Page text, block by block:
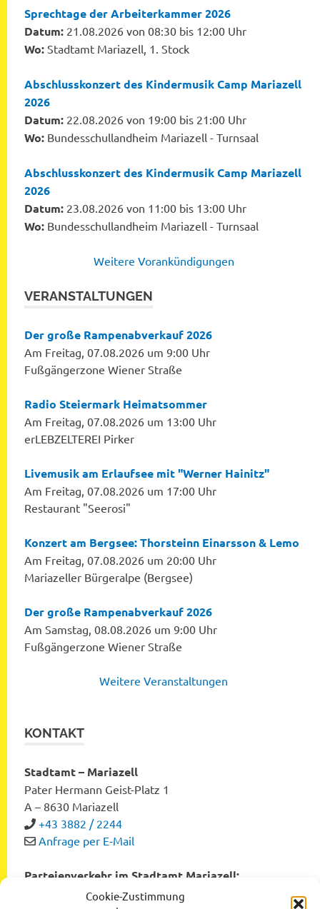
Cookie-Zustimmung
Sprechtage der Arbeiterkammer 2026
Datum: 21.08.2026 von 08:30 bis 12:00 Uhr
Wo: Stadtamt Mariazell, 1. Stock
Abschlusskonzert des Kindermusik Camp Mariazell
2026
Datum: 22.08.2026 von 19:00 bis 21:00 Uhr
Wo: Bundesschullandheim Mariazell - Turnsaal
Abschlusskonzert des Kindermusik Camp Mariazell
2026
Datum: 23.08.2026 von 11:00 bis 13:00 Uhr
Wo: Bundesschullandheim Mariazell - Turnsaal
Weitere Vorankündigungen
VERANSTALTUNGEN
Der große Rampenabverkauf 2026
Am Freitag, 07.08.2026 um 9:00 Uhr
Fußgängerzone Wiener Straße
Radio Steiermark Heimatsommer
Am Freitag, 07.08.2026 um 13:00 Uhr
erLEBZELTEREI Pirker
Livemusik am Erlaufsee mit "Werner Hainitz"
Am Freitag, 07.08.2026 um 17:00 Uhr
Restaurant "Seerosi"
Konzert am Bergsee: Thorsteinn Einarsson & Lemo
Am Freitag, 07.08.2026 um 20:00 Uhr
Mariazeller Bürgeralpe (Bergsee)
Der große Rampenabverkauf 2026
Am Samstag, 08.08.2026 um 9:00 Uhr
Fußgängerzone Wiener Straße
Weitere Veranstaltungen
KONTAKT
Stadtamt – Mariazell
Pater Hermann Geist-Platz 1
A – 8630 Mariazell
+43 3882 / 2244
Anfrage per E-Mail
Parteienverkehr im Stadtamt Mariazell:
Montag bis Freitag von 8:00 bis 12:00 Uhr